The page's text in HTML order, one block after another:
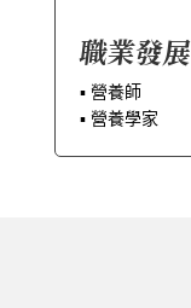
職業發展
▪︎ 營養師
▪︎ 營養學家